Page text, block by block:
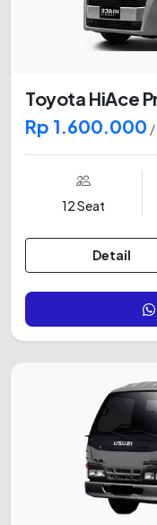
Toyota HiAce
Rp 1.600.000 /
12 Seat
Detail